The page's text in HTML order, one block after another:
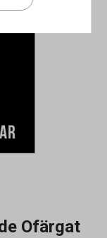
Ofärgat